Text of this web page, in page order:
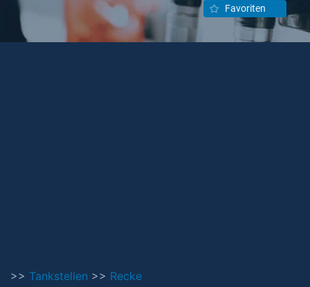
Favoriten
>> Tankstellen >> Recke